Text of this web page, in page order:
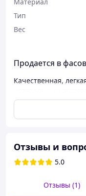
Тип
Вес
Продается в
Качественная,
- Порода: ель
- Толщина: ≈ 1 мм,
Мягкая,
- упаковка
— подарочных
Отзывы и
5.0
Отзывы (1)